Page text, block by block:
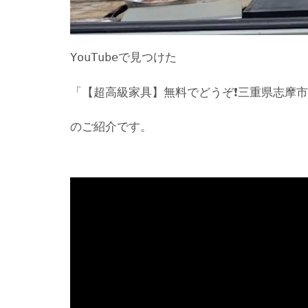
YouTubeで見つけた
「【超高級家具】無料でどうぞ❗️三重県志摩市
のご紹介です。